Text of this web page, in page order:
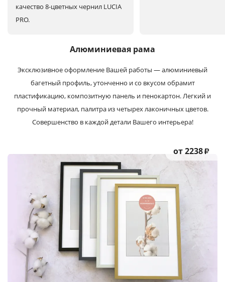
качество 8-цветных чернил LUCIA
PRO.
Алюминиевая рама
Эксклюзивное оформление Вашей работы — алюминиевый
багетный профиль, утонченно и со вкусом обрамит
пластификацию, композитную панель и пенокартон. Легкий и
прочный материал, палитра из четырех лаконичных цветов.
Совершенство в каждой детали Вашего интерьера!
от 2238₽